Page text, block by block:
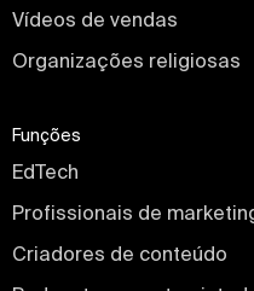
Vídeos de vendas
Organizações religiosas
Funções
EdTech
Profissionais de
Criadores de conteúdo